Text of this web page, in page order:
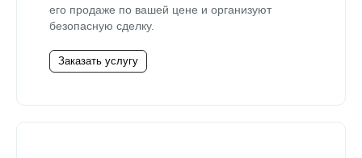
его продаже по вашей цене и организуют
безопасную сделку.
Заказать услугу